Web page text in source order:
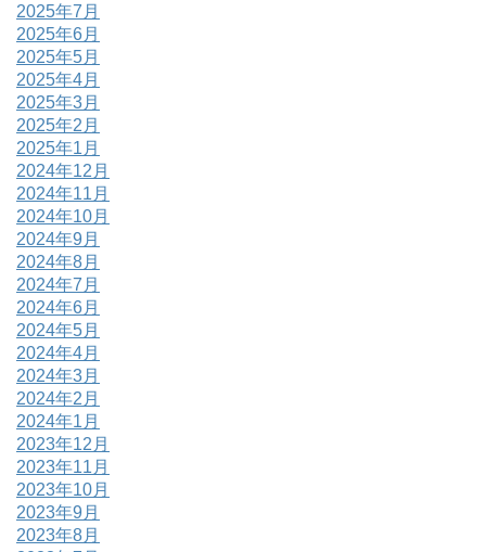
2025年7月
2025年6月
2025年5月
2025年4月
2025年3月
2025年2月
2025年1月
2024年12月
2024年11月
2024年10月
2024年9月
2024年8月
2024年7月
2024年6月
2024年5月
2024年4月
2024年3月
2024年2月
2024年1月
2023年12月
2023年11月
2023年10月
2023年9月
2023年8月